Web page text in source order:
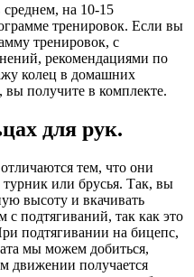
на 10-15
тренировок. Если вы
тренировок, с
рекомендациями по
колец в домашних
получите в комплекте.
для рук.
тем, что они
турник или брусья. Так, вы
высоту и вкачивать
подтягиваний, так как это
подтягивании на бицепс,
мы можем добиться,
движении получается